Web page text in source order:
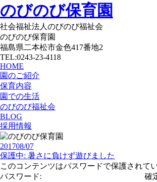
のびのび保育園
社会福祉法人のびのび福祉会
のびのび保育園
福島県二本松市金色417番地2
TEL:0243-23-4118
HOME
園のご紹介
保育内容
園での生活
のびのび福祉会
BLOG
採用情報
201708/07
保護中: 暑さに負けず遊びました
このコンテンツはパスワードで保護されて
パスワード: